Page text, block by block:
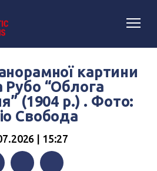
картини
“Облога
(1904 р.) . Фото:
Свобода
| 15:27